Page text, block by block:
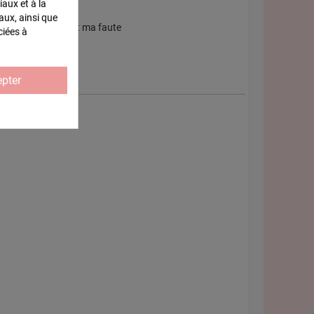
petites mais c'est ma faute
et à la
ainsi que
à